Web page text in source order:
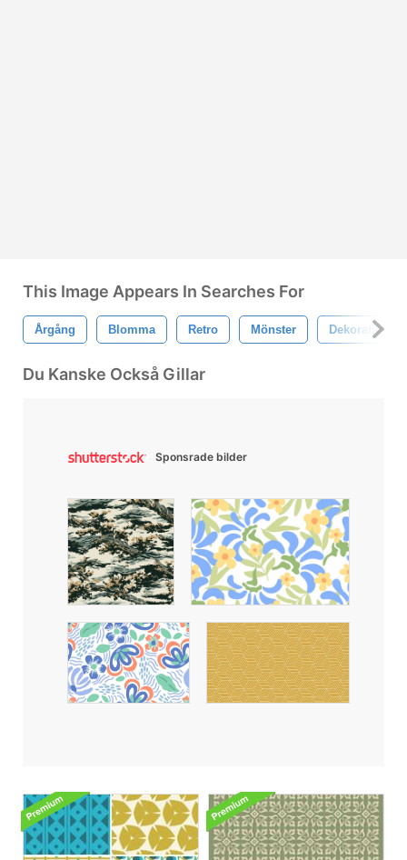
This Image Appears In Searches For
Årgång Blomma Retro Mönster Dekorativ
Du Kanske Också Gillar
Sponsrade bilder